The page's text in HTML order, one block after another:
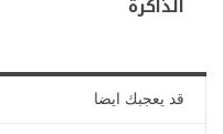
الذاكرة
قد يعجبك ايضا